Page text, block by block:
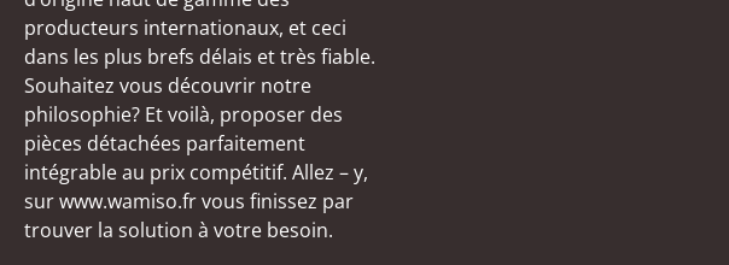
producteurs internationaux, et ceci
dans les plus brefs délais et très fiable.
Souhaitez vous découvrir notre
philosophie? Et voilà, proposer des
pièces détachées parfaitement
intégrable au prix compétitif. Allez – y,
sur www.wamiso.fr vous finissez par
trouver la solution à votre besoin.